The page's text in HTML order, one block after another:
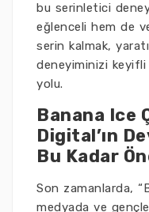
bu serinletici
eğlenceli hem de
serin kalmak,
deneyiminizi
yolu.
Banana Ice
Digital’ın
Bu Kadar
Son zamanlarda,
medyada ve